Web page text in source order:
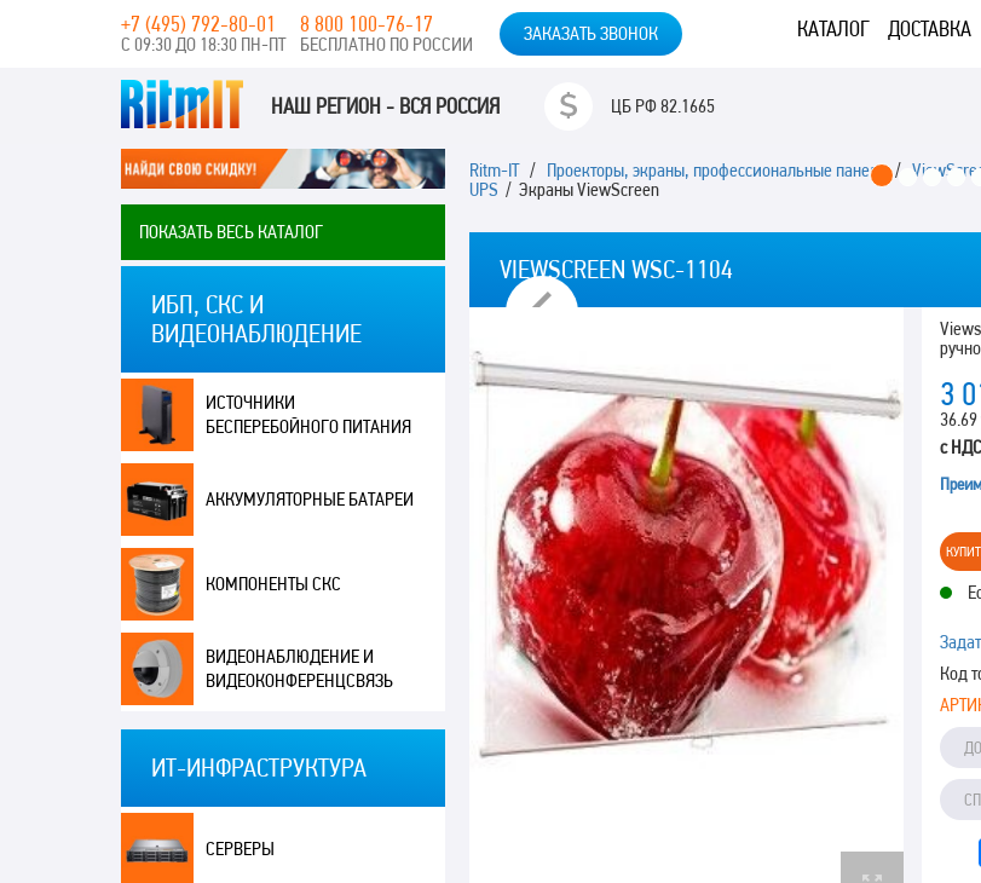
КАТАЛОГ ДОСТАВКА
+7 (495) 792-80-01
С 09:30 ДО 18:30 ПН-ПТ
8 800 100-76-17
БЕСПЛАТНО ПО РОССИИ ЗАКАЗАТЬ ЗВОНОК
НАШ РЕГИОН - ВСЯ РОССИЯ ЦБ РФ82.1665
ПОКАЗАТЬ ВЕСЬ КАТАЛОГ
ИБП, СКС И
ВИДЕОНАБЛЮДЕНИЕ
ИСТОЧНИКИ
БЕСПЕРЕБОЙНОГО ПИТАНИЯ
АККУМУЛЯТОРНЫЕ БАТАРЕИ
КОМПОНЕНТЫ СКС
ВИДЕОНАБЛЮДЕНИЕ И
ВИДЕОКОНФЕРЕНЦСВЯЗЬ
ИТ-ИНФРАСТРУКТУРА
СЕРВЕРЫ
Ritm-IT/ Проекторы, экраны, профессиональные панели/
UPS / Экраны ViewScreen
Previous
VIEWSCREEN WSC-1104
3
36.69
с
Код